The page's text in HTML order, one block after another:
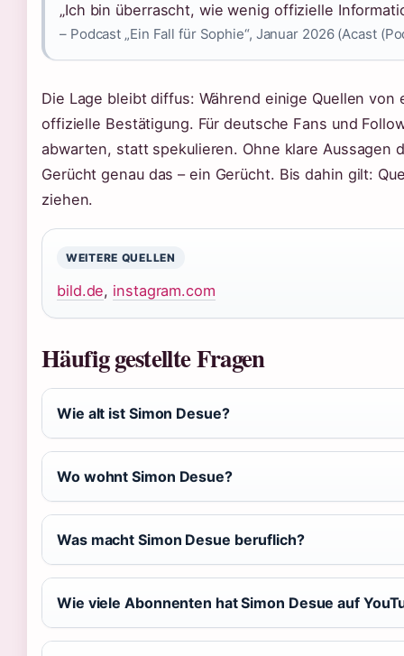
„Ich bin überrascht, wie wenig offizielle
– Podcast „Ein Fall für Sophie“, Januar 2026 (Acast
Die Lage bleibt diffus: Während einige Quellen
offizielle Bestätigung. Für deutsche Fans und
abwarten, statt spekulieren. Ohne klare Aussagen
Gerücht genau das – ein Gerücht. Bis dahin gilt:
ziehen.
WEITERE QUELLEN
bild.de, instagram.com
Häufig gestellte Fragen
Wie alt ist Simon Desue?
Wo wohnt Simon Desue?
Was macht Simon Desue beruflich?
Wie viele Abonnenten hat Simon Desue auf